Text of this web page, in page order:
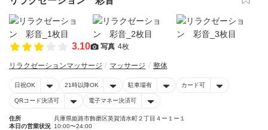
3.10 写真 4枚
リラクゼーションマッサージ マッサージ 整体
日祝OK 21時以降OK 駐車場有 カード可
QRコード決済可 電子マネー決済可
住所
兵庫県姫路市飾磨区英賀清水町２丁目４ー１ー１
本日の営業状況 10:00〜24:00